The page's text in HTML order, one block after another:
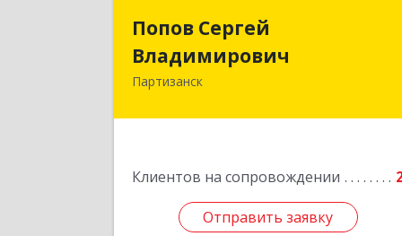
Попов Сергей
Владимирович
Партизанск
Клиентов на сопровождении
Отправить заявку
Попов Сергей
Владимирович
692922, Приморский край, г. Находка,
Отправить заявку